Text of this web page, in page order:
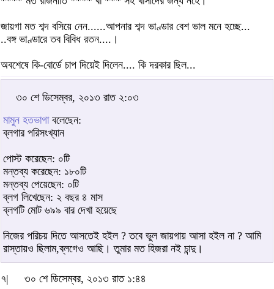
জায়গা মত শব্দ বসিয়ে নেন......আপনার শব্দ ভাণ্ডার বেশ ভাল মনে হচ্ছে...
..বঙ্গ ভাণ্ডারে তব বিবিধ রতন....।
অবশেষে কি-বোর্ডে চাপ দিয়েই দিলেন.... কি দরকার ছিল...
৩০ শে ডিসেম্বর, ২০১৩ রাত ২:০৩
মামুন হতভাগাবলেছেন:
ব্লগার পরিসংখ্যান
পোস্ট করেছেন: ০টি
মন্তব্য করেছেন: ১৮০টি
মন্তব্য পেয়েছেন: ০টি
ব্লগ লিখেছেন: ২ বছর ৪ মাস
ব্লগটি মোট ৬৯৯ বার দেখা হয়েছে
নিজের পরিচয় দিতে আসতেই হইল ? তবে ভুল জায়গায় আসা হইল না ? আমি
রাস্তায়ও ছিলাম,ব্লগেও আছি। তুমার মত হিজরা নই চান্দু।
৭|
৩০ শে ডিসেম্বর, ২০১৩ রাত ১:৪৪